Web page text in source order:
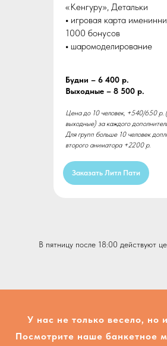
«Кенгуру», Детальки
• игровая карта
1000 бонусов
• шаромоделирование
Будни – 6 400 р.
Выходные – 8 500 р.
Цена до 10 человек, +540/650 р.
выходные) за каждого
Для групп больше 10 человек
второго аниматора +2200 р.
Заказать Литл Пати
В пятницу после 18:00 действуют
У нас не только весело, но
Посмотрите наше банкетное